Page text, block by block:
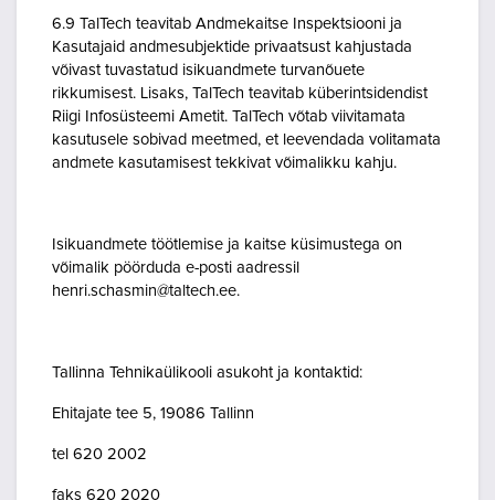
6.9 TalTech teavitab Andmekaitse Inspektsiooni ja
Kasutajaid andmesubjektide privaatsust kahjustada
võivast tuvastatud isikuandmete turvanõuete
rikkumisest. Lisaks, TalTech teavitab küberintsidendist
Riigi Infosüsteemi Ametit. TalTech võtab viivitamata
kasutusele sobivad meetmed, et leevendada volitamata
andmete kasutamisest tekkivat võimalikku kahju.
Isikuandmete töötlemise ja kaitse küsimustega on
võimalik pöörduda e-posti aadressil
henri.schasmin@taltech.ee.
Tallinna Tehnikaülikooli asukoht ja kontaktid:
Ehitajate tee 5, 19086 Tallinn
tel 620 2002
faks 620 2020